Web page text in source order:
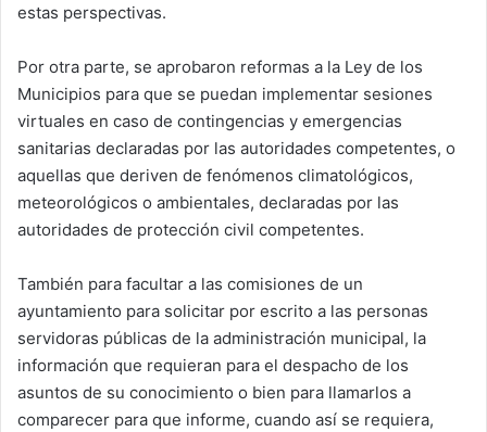
estas perspectivas.
Por otra parte, se aprobaron reformas a la Ley de los
Municipios para que se puedan implementar sesiones
virtuales en caso de contingencias y emergencias
sanitarias declaradas por las autoridades competentes, o
aquellas que deriven de fenómenos climatológicos,
meteorológicos o ambientales, declaradas por las
autoridades de protección civil competentes.
También para facultar a las comisiones de un
ayuntamiento para solicitar por escrito a las personas
servidoras públicas de la administración municipal, la
información que requieran para el despacho de los
asuntos de su conocimiento o bien para llamarlos a
comparecer para que informe, cuando así se requiera,